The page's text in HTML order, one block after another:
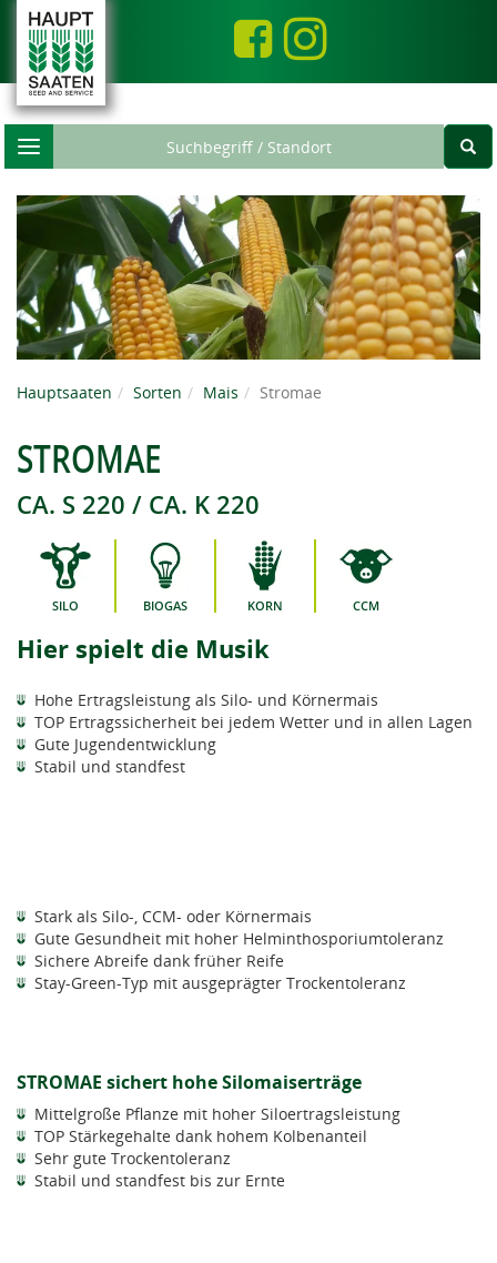
Toggle
navigation
Hauptsaaten Sorten Mais Stromae
STROMAE
CA. S 220 / CA. K 220
SILO BIOGAS KORN CCM
Hier spielt die Musik
Hohe Ertragsleistung als Silo- und Körnermais
TOP Ertragssicherheit bei jedem Wetter und in allen Lagen
Gute Jugendentwicklung
Stabil und standfest
Stark als Silo-, CCM- oder Körnermais
Gute Gesundheit mit hoher Helminthosporiumtoleranz
Sichere Abreife dank früher Reife
Stay-Green-Typ mit ausgeprägter Trockentoleranz
STROMAE sichert hohe Silomaiserträge
Mittelgroße Pflanze mit hoher Siloertragsleistung
TOP Stärkegehalte dank hohem Kolbenanteil
Sehr gute Trockentoleranz
Stabil und standfest bis zur Ernte